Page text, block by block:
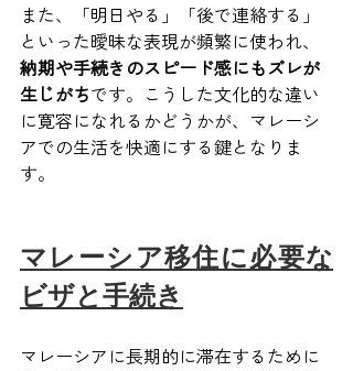
また、「明日やる」「後で連絡する」
といった曖昧な表現が頻繁に使われ、
納期や手続きのスピード感にもズレが
生じがちです。こうした文化的な違い
に寛容になれるかどうかが、マレーシ
アでの生活を快適にする鍵となりま
す。
マレーシア移住に必要な
ビザと手続き
マレーシアに長期的に滞在するために